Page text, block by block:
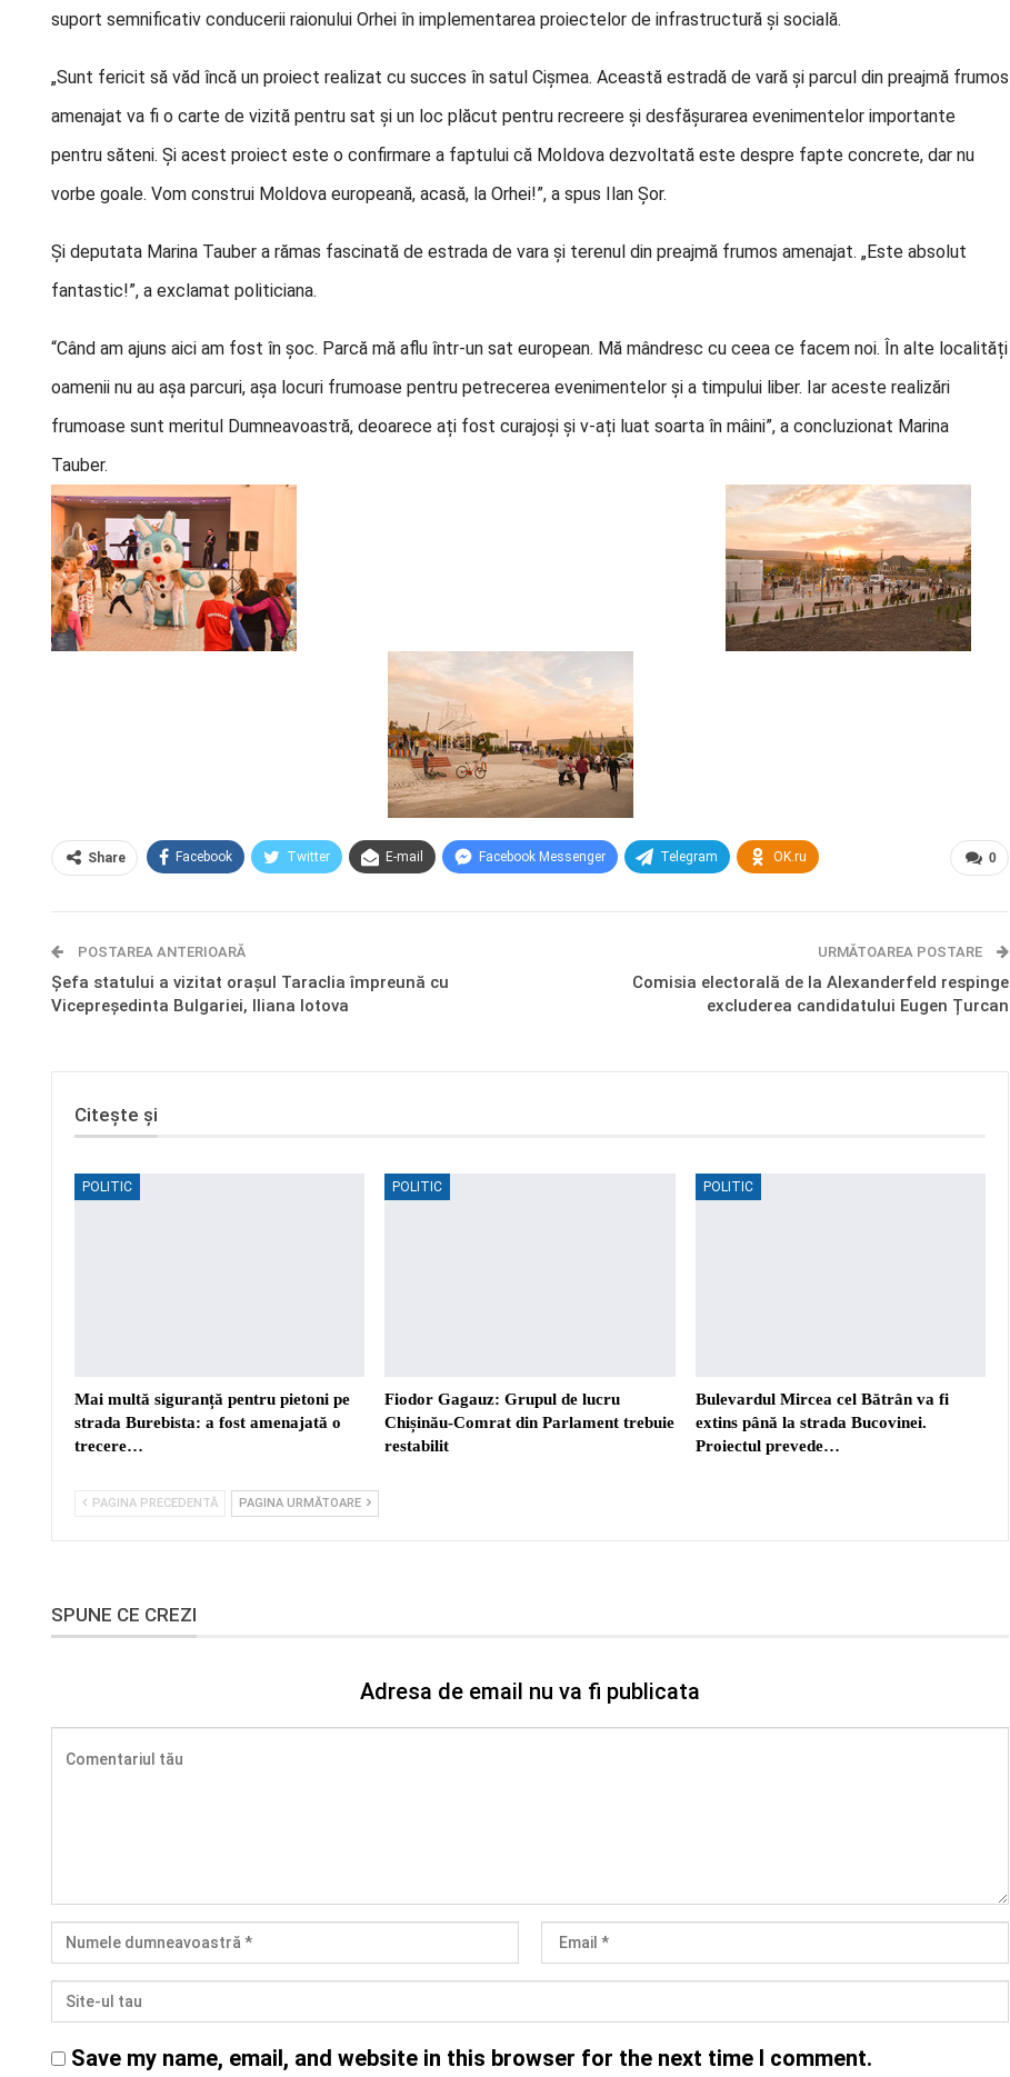
suport semnificativ conducerii raionului Orhei în implementarea proiectelor de infrastructură și socială.
„Sunt fericit să văd încă un proiect realizat cu succes în satul Cișmea. Această estradă de vară și parcul din preajmă frumos
amenajat va fi o carte de vizită pentru sat și un loc plăcut pentru recreere și desfășurarea evenimentelor importante
pentru săteni. Și acest proiect este o confirmare a faptului că Moldova dezvoltată este despre fapte concrete, dar nu
vorbe goale. Vom construi Moldova europeană, acasă, la Orhei!”, a spus Ilan Șor.
Și deputata Marina Tauber a rămas fascinată de estrada de vara și terenul din preajmă frumos amenajat. „Este absolut
fantastic!”, a exclamat politiciana.
“Când am ajuns aici am fost în șoc. Parcă mă aflu într-un sat european. Mă mândresc cu ceea ce facem noi. În alte localități
oamenii nu au așa parcuri, așa locuri frumoase pentru petrecerea evenimentelor și a timpului liber. Iar aceste realizări
frumoase sunt meritul Dumneavoastră, deoarece ați fost curajoși și v-ați luat soarta în mâini”, a concluzionat Marina
Tauber.
0
Share Facebook Twitter E-mail Facebook Messenger Telegram OK.ru
POSTAREA ANTERIOARĂ
Șefa statului a vizitat orașul Taraclia împreună cu
Vicepreședinta Bulgariei, Iliana Iotova
URMĂTOAREA POSTARE
Comisia electorală de la Alexanderfeld respinge
excluderea candidatului Eugen Țurcan
Citește și
POLITIC
Mai multă siguranță pentru pietoni pe
strada Burebista: a fost amenajată o
trecere…
POLITIC
Fiodor Gagauz: Grupul de lucru
Chișinău-Comrat din Parlament trebuie
restabilit
POLITIC
Bulevardul Mircea cel Bătrân va fi
extins până la strada Bucovinei.
Proiectul prevede…
PAGINA PRECEDENTĂ PAGINA URMĂTOARE
SPUNE CE CREZI
Adresa de email nu va fi publicata
Save my name, email, and website in this browser for the next time I comment.